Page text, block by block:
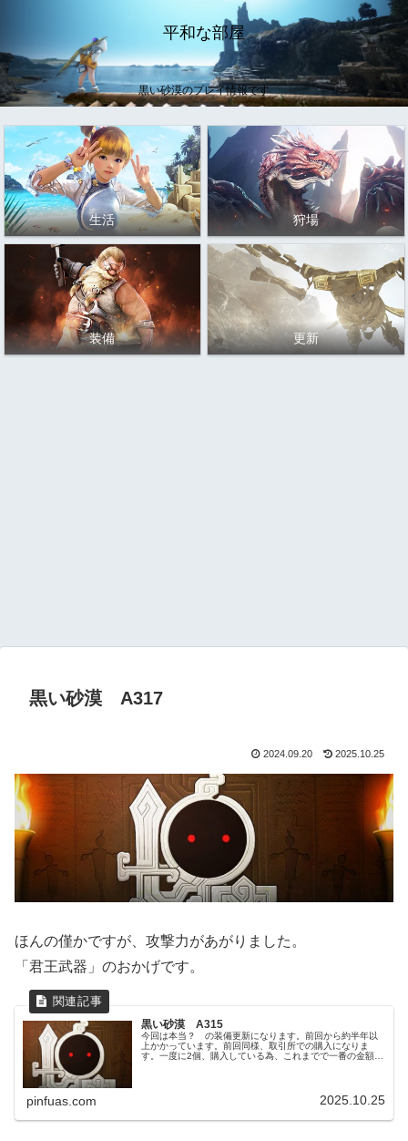
平和な部屋
黒い砂漠のプレイ情報です
生活 狩場
装備 更新
黒い砂漠 A317
2024.09.20 2025.10.25
ほんの僅かですが、攻撃力があがりました。
「君王武器」のおかげです。
黒い砂漠 A315
今回は本当？ の装備更新になります。前回から約半年以
上かかっています。前回同様、取引所での購入になりま
す。一度に2個、購入している為、これまでで一番の金額に
pinfuas.com 2025.10.25